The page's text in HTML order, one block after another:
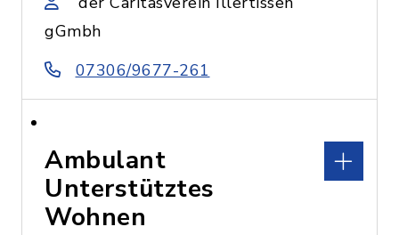
gGmbh
07306/9677-261
Ambulant
Unterstütztes
Wohnen